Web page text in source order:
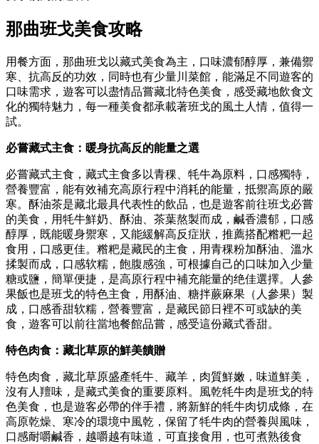
那曲班戈美食攻略
用餐方面，那曲班戈以藏式美食為主，口味濃郁醇厚，兼備禦
寒、抗高反的功效，同時也有少量川菜館，能滿足不同遊客的
口味需求，遊客可以盡情品嘗藏北特色美食，感受藏地飲食文
化的獨特魅力，每一種美食都承載著班戈的風土人情，值得一
試。
必嘗藏式主食 ： 暖身抗高反的能量之選
必嘗藏式主食，藏式主食多以青稞、牦牛為原料，口感獨特，
營養豐富，能有效補充高原行程中消耗的能量，抵禦高原的嚴
寒。酥油茶是藏北最具代表性的飲品，也是遊客前往班戈必嘗
的美食，用牦牛鮮奶、酥油、茶葉熬製而成，鹹香濃郁，口感
醇厚，既能暖身禦寒，又能緩解高反症狀，推薦搭配糌粑一起
食用，口感更佳。糌粑是藏民的主食，用青稞粉加酥油、溫水
揉製而成，口感软糯，飽腹感強，可根據自己的口味加入少量
糖或鹽，簡單便捷，是高原行程中補充能量的绝佳選擇。人參
果飯也是班戈的特色主食，用酥油、糖拌蕨麻果（人參果）製
成，口感香甜软糯，營養豐富，是藏民節日裡不可或缺的美
食，遊客可以前往當地餐館品嘗，感受這份藏式香甜。
特色肉食 ： 藏北草原的鮮美饋贈
特色肉食，藏北草原盛產牦牛、藏羊，肉質鮮嫩，味道鮮美，
沒有人羶味，是藏式美食的重要原料。風乾牦牛肉是班戈的特
色美食，也是遊客必帶的伴手禮，將新鮮的牦牛肉切成條，在
高原乾燥、寒冷的環境中風乾，保留了牦牛肉的營養與風味，
口感耐嚼鹹香，越嚼越有味道，可直接食用，也可煮熟後食